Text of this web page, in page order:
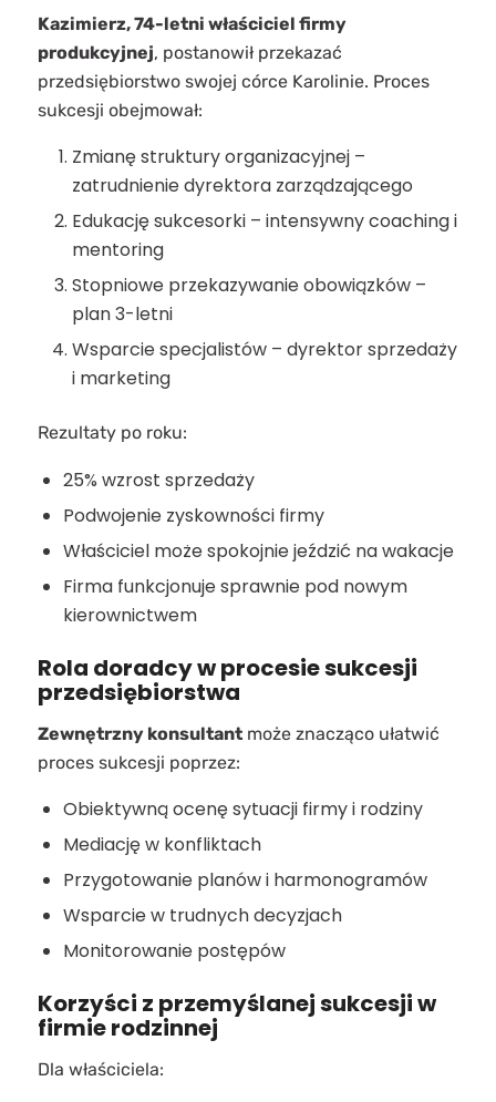
Kazimierz, 74-letni właściciel firmy
produkcyjnej, postanowił przekazać
przedsiębiorstwo swojej córce Karolinie. Proces
sukcesji obejmował:
Zmianę struktury organizacyjnej –
zatrudnienie dyrektora zarządzającego
Edukację sukcesorki – intensywny coaching i
mentoring
Stopniowe przekazywanie obowiązków –
plan 3-letni
Wsparcie specjalistów – dyrektor sprzedaży
i marketing
Rezultaty po roku:
25% wzrost sprzedaży
Podwojenie zyskowności firmy
Właściciel może spokojnie jeździć na wakacje
Firma funkcjonuje sprawnie pod nowym
kierownictwem
Rola doradcy w procesie sukcesji
przedsiębiorstwa
Zewnętrzny konsultantmoże znacząco ułatwić
proces sukcesji poprzez:
Obiektywną ocenę sytuacji firmy i rodziny
Mediację w konfliktach
Przygotowanie planów i harmonogramów
Wsparcie w trudnych decyzjach
Monitorowanie postępów
Korzyści z przemyślanej sukcesji w
firmie rodzinnej
Dla właściciela: